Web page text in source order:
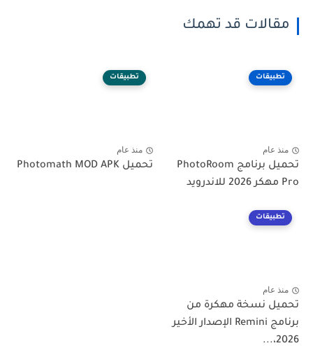
مقالات قد تهمك
تطبيقات
منذ عام
تحميل برنامج PhotoRoom
Pro مهكر 2026 للاندرويد
تطبيقات
منذ عام
تحميل Photomath MOD APK
تطبيقات
منذ عام
تحميل نسخة مهكرة من
برنامج Remini الإصدار الأخير
2026،...